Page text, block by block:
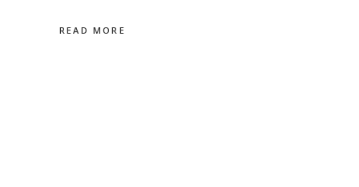
READ MORE